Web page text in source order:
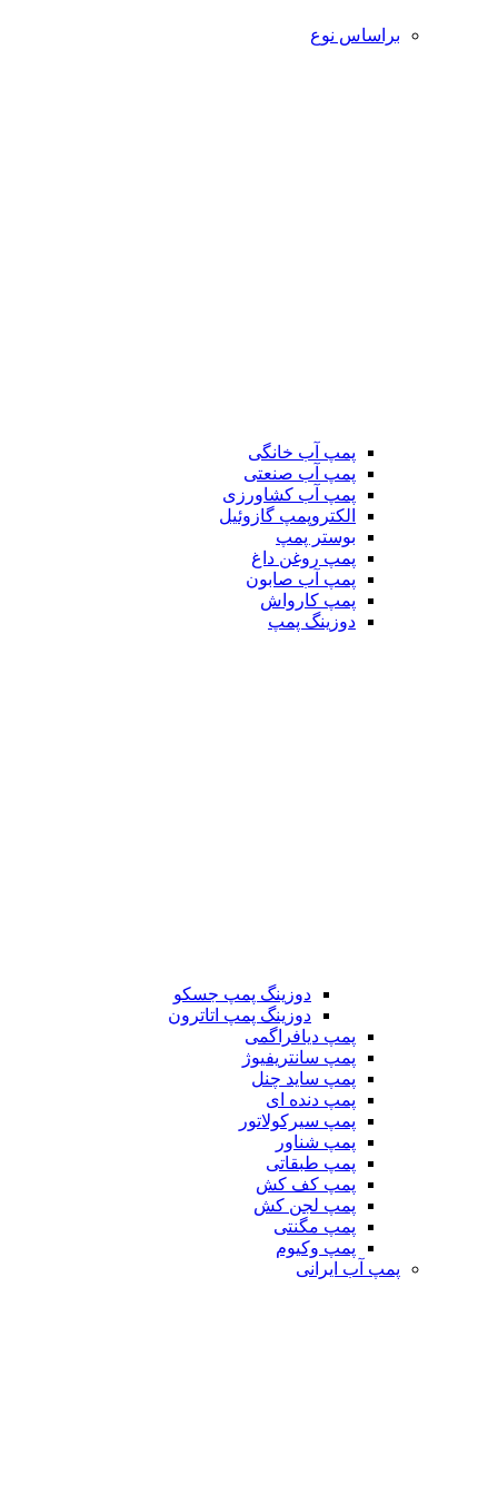
براساس نوع
پمپ آب خانگی
پمپ آب صنعتی
پمپ آب کشاورزی
الکتروپمپ گازوئیل
بوستر پمپ
پمپ روغن داغ
پمپ آب صابون
پمپ کارواش
دوزینگ پمپ
دوزینگ پمپ جسکو
دوزینگ پمپ اتاترون
پمپ دیافراگمی
پمپ سانتریفیوژ
پمپ ساید چنل
پمپ دنده ای
پمپ سیرکولاتور
پمپ شناور
پمپ طبقاتی
پمپ کف کش
پمپ لجن کش
پمپ مگنتی
پمپ وکیوم
پمپ آب ایرانی